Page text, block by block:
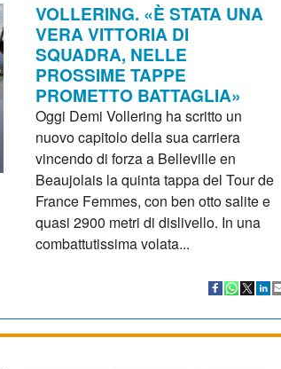
VOLLERING. «È STATA UNA
VERA VITTORIA DI
SQUADRA, NELLE
PROSSIME TAPPE
PROMETTO BATTAGLIA»
Oggi Demi Vollering ha scritto un
nuovo capitolo della sua carriera
vincendo di forza a Belleville en
Beaujolais la quinta tappa del Tour de
France Femmes, con ben otto salite e
quasi 2900 metri di dislivello. In una
combattutissima volata...